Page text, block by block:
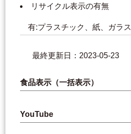
リサイクル表示の有無
有:プラスチック、紙、ガラス
最終更新日：2023-05-23
食品表示（一括表示）
YouTube